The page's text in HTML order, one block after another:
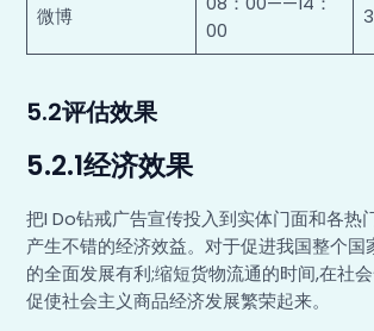
微博
00
5.2评估效果
5.2.1经济效果
把I Do钻戒广告宣传投入到实体门面和各热
产生不错的经济效益。对于促进我国整个国
的全面发展有利;缩短货物流通的时间,在社
促使社会主义商品经济发展繁荣起来。